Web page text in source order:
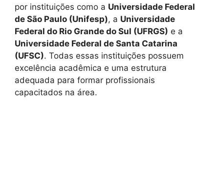
por instituições como a Universidade Federal
de São Paulo (Unifesp), a Universidade
Federal do Rio Grande do Sul (UFRGS) e a
Universidade Federal de Santa Catarina
(UFSC). Todas essas instituições possuem
excelência acadêmica e uma estrutura
adequada para formar profissionais
capacitados na área.